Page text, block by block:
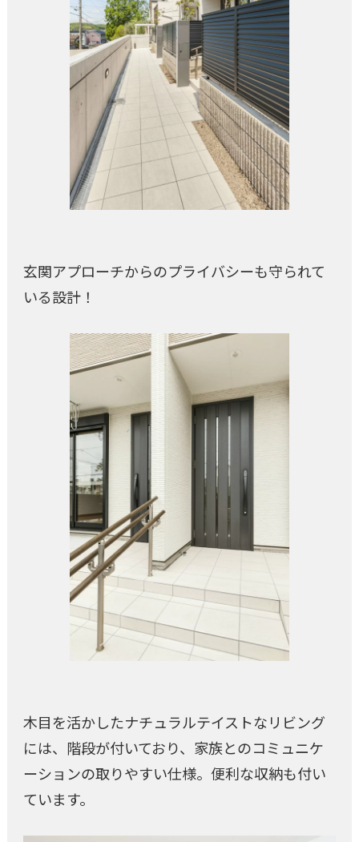
玄関アプローチからのプライバシーも守られて
いる設計！
木目を活かしたナチュラルテイストなリビング
には、階段が付いており、家族とのコミュニケ
ーションの取りやすい仕様。便利な収納も付い
ています。